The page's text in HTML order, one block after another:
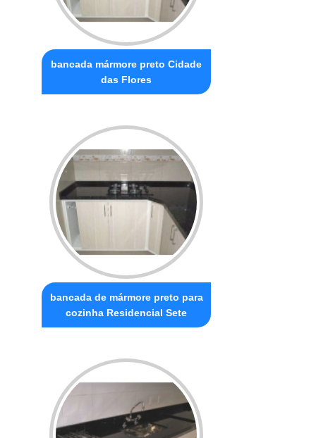
bancada mármore preto Cidade
das Flores
bancada de mármore preto para
cozinha Residencial Sete